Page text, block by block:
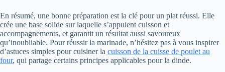
En résumé, une bonne préparation est la clé pour un plat réussi. Elle
crée une base solide sur laquelle s’appuient cuisson et
accompagnements, et garantit un résultat aussi savoureux
qu’inoubliable. Pour réussir la marinade, n’hésitez pas à vous inspirer
d’astuces simples pour cuisiner la cuisson de la cuisse de poulet au
four, qui partage certains principes applicables pour la dinde.